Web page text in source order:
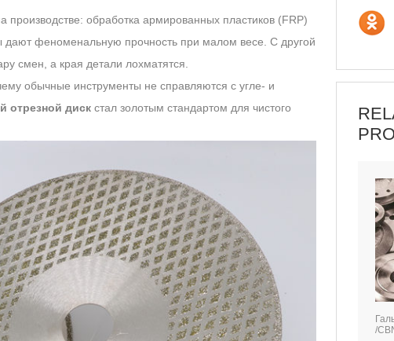
обработка армированных пластиков (FRP)
феноменальную прочность при малом весе. С другой
смен, а края детали лохматятся.
обычные инструменты не справляются с угле- и
отрезной дискстал золотым стандартом для чистого
/